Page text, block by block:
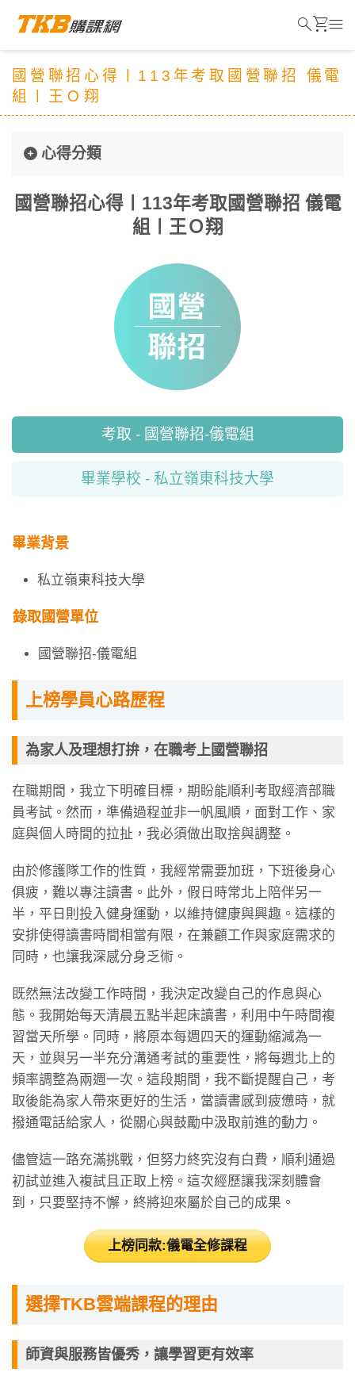
國營聯招心得〡113年考取國營聯招 儀電
組〡王Ｏ翔
心得分類
國營聯招心得〡113年考取國營聯招 儀電
組〡王Ｏ翔
考取 - 國營聯招-儀電組
畢業學校 - 私立嶺東科技大學
畢業背景
私立嶺東科技大學
錄取國營單位
國營聯招-儀電組
上榜學員心路歷程
為家人及理想打拚，在職考上國營聯招
在職期間，我立下明確目標，期盼能順利考取經濟部職
員考試。然而，準備過程並非一帆風順，面對工作、家
庭與個人時間的拉扯，我必須做出取捨與調整。
由於修護隊工作的性質，我經常需要加班，下班後身心
俱疲，難以專注讀書。此外，假日時常北上陪伴另一
半，平日則投入健身運動，以維持健康與興趣。這樣的
安排使得讀書時間相當有限，在兼顧工作與家庭需求的
同時，也讓我深感分身乏術。
既然無法改變工作時間，我決定改變自己的作息與心
態。我開始每天清晨五點半起床讀書，利用中午時間複
習當天所學。同時，將原本每週四天的運動縮減為一
天，並與另一半充分溝通考試的重要性，將每週北上的
頻率調整為兩週一次。這段期間，我不斷提醒自己，考
取後能為家人帶來更好的生活，當讀書感到疲憊時，就
撥通電話給家人，從關心與鼓勵中汲取前進的動力。
儘管這一路充滿挑戰，但努力終究沒有白費，順利通過
初試並進入複試且正取上榜。這次經歷讓我深刻體會
到，只要堅持不懈，終將迎來屬於自己的成果。
上榜同款:儀電全修課程
選擇TKB雲端課程的理由
師資與服務皆優秀，讓學習更有效率
searchshopping_cartmenu